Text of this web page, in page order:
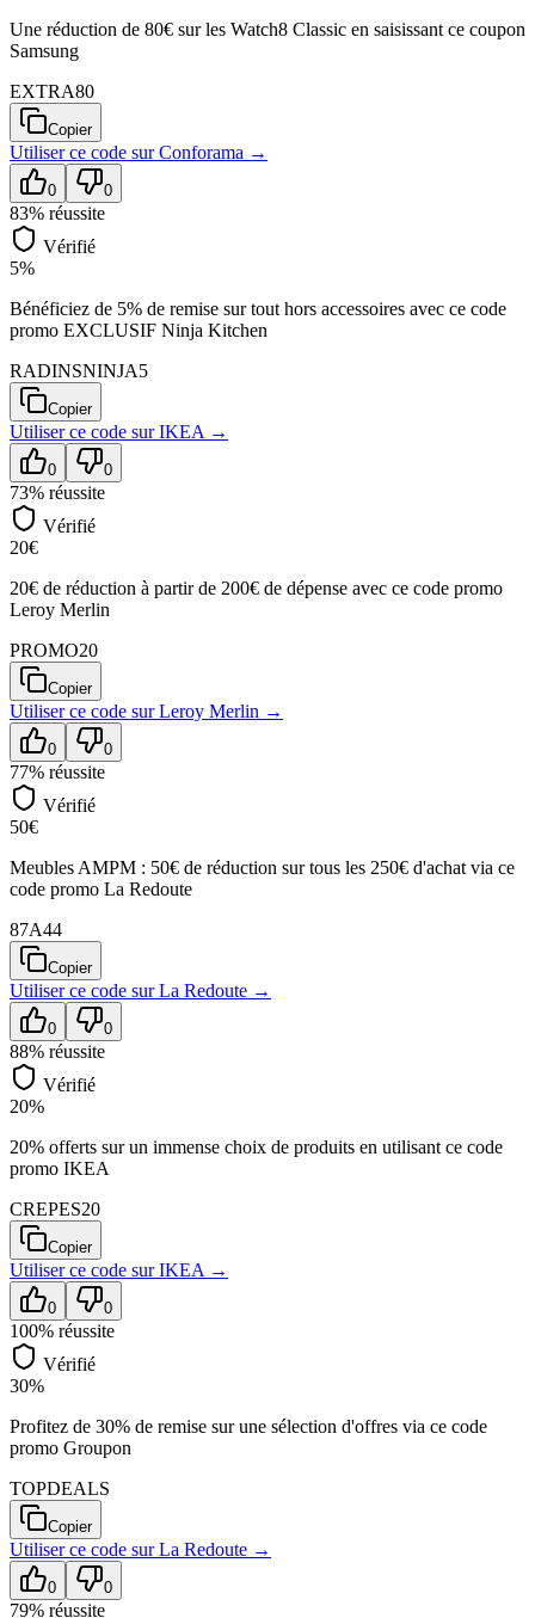
Une réduction de 80€ sur les Watch8 Classic en saisissant ce coupon
Samsung
EXTRA80
Copier
Utiliser ce code surConforama →
0 0
83% réussite
Vérifié
5%
Bénéficiez de 5% de remise sur tout hors accessoires avec ce code
promo EXCLUSIF Ninja Kitchen
RADINSNINJA5
Copier
Utiliser ce code surIKEA →
0 0
73% réussite
Vérifié
20€
20€ de réduction à partir de 200€ de dépense avec ce code promo
Leroy Merlin
PROMO20
Copier
Utiliser ce code surLeroy Merlin →
0 0
77% réussite
Vérifié
50€
Meubles AMPM : 50€ de réduction sur tous les 250€ d'achat via ce
code promo La Redoute
87A44
Copier
Utiliser ce code surLa Redoute →
0 0
88% réussite
Vérifié
20%
20% offerts sur un immense choix de produits en utilisant ce code
promo IKEA
CREPES20
Copier
Utiliser ce code surIKEA →
0 0
100% réussite
Vérifié
30%
Profitez de 30% de remise sur une sélection d'offres via ce code
promo Groupon
TOPDEALS
Copier
Utiliser ce code surLa Redoute →
0 0
79% réussite